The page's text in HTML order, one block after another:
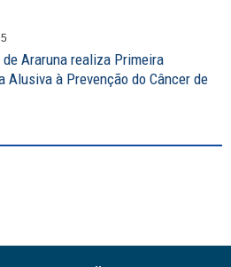
Araruna realiza Primeira
Alusiva à Prevenção do Câncer de